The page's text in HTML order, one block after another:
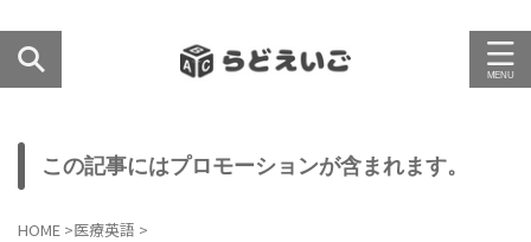
この記事にはプロモーションが含まれます。
HOME >医療英語 >